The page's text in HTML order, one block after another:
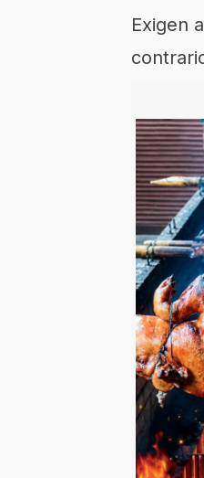
Exigen